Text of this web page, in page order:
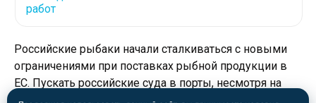
Российские рыбаки начали сталкиваться с новыми
ограничениями при поставках рыбной продукции в
ЕС. Пускать российские суда в порты, несмотря на
наличие всех необходимых документов,